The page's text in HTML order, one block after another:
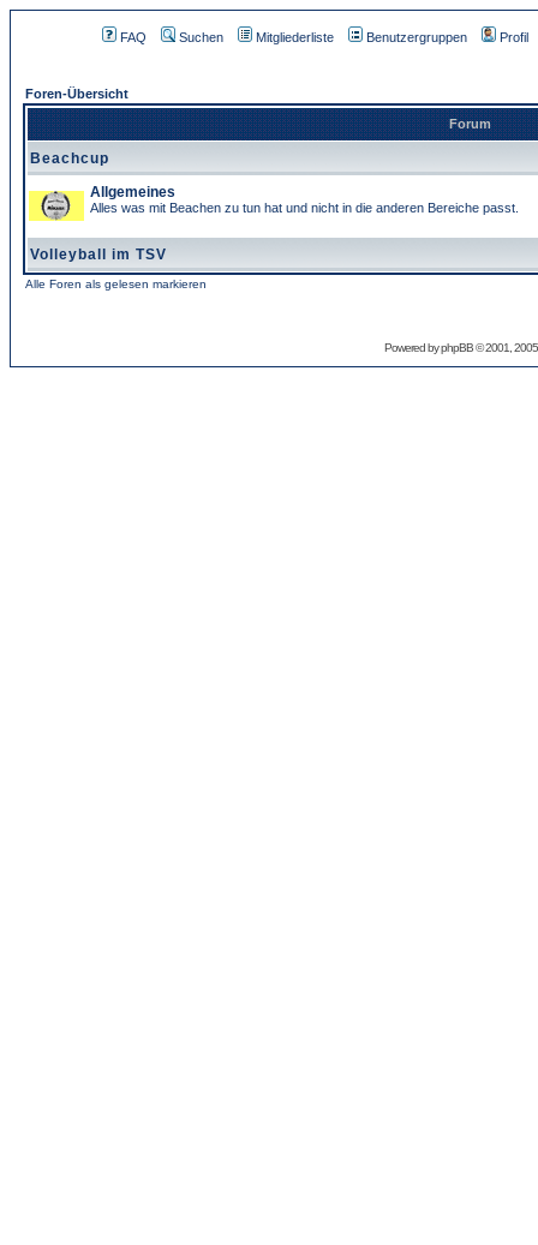
FAQ Suchen Mitgliederliste Benutzergruppen Profil
Foren-Übersicht
Forum
Beachcup
Allgemeines
Alles was mit Beachen zu tun hat und nicht in die anderen Bereiche passt.
Volleyball im TSV
Alle Foren als gelesen markieren
Powered byphpBB© 2001,